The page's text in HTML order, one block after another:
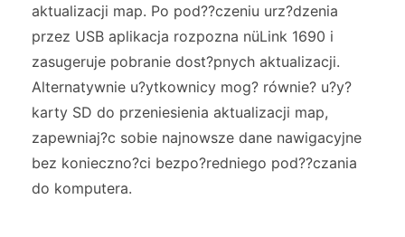
aktualizacji map. Po pod??czeniu urz?dzenia
przez USB aplikacja rozpozna nüLink 1690 i
zasugeruje pobranie dost?pnych aktualizacji.
Alternatywnie u?ytkownicy mog? równie? u?y?
karty SD do przeniesienia aktualizacji map,
zapewniaj?c sobie najnowsze dane nawigacyjne
bez konieczno?ci bezpo?redniego pod??czania
do komputera.